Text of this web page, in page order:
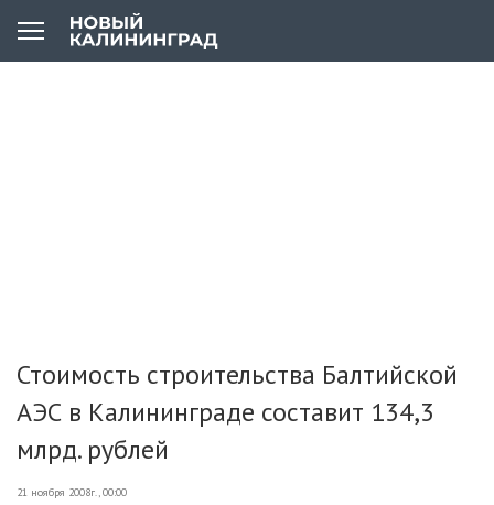
Стоимость строительства Балтийской
АЭС в Калининграде составит 134,3
млрд. рублей
21 ноября 2008г., 00:00